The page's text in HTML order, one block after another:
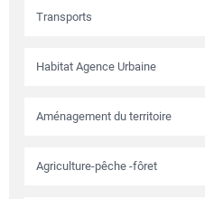
Transports
Habitat Agence Urbaine
Aménagement du territoire
Agriculture-pêche -fôret